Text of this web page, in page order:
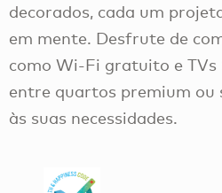
decorados, cada um
em mente. Desfrute de
como Wi-Fi gratuito e TVs
entre quartos premium ou
às suas necessidades.